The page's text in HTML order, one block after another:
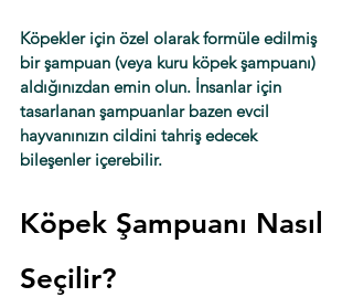
Köpekler için özel olarak formüle edilmiş
bir şampuan (veya kuru köpek şampuanı)
aldığınızdan emin olun. İnsanlar için
tasarlanan şampuanlar bazen evcil
hayvanınızın cildini tahriş edecek
bileşenler içerebilir.
Köpek Şampuanı Nasıl
Seçilir?